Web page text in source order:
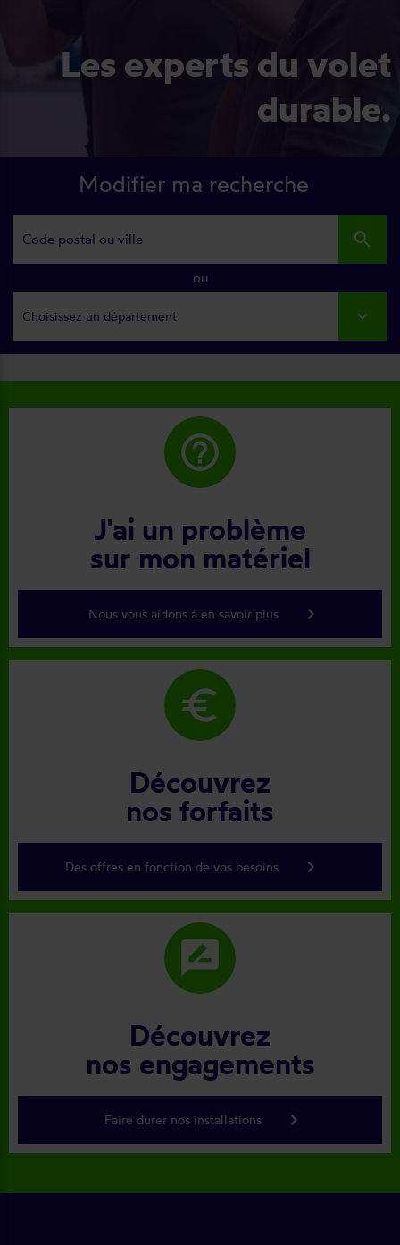
Les experts du volet
durable.
Modifier ma recherche
search
ou
Choisissez un département
help_outline
J'ai un problème
sur mon matériel
Nous vous aidons à en savoir plus keyboard_arrow_right
euro
Découvrez
nos forfaits
Des offres en fonction de vos besoins keyboard_arrow_right
rate_review
Découvrez
nos engagements
Faire durer nos installations keyboard_arrow_right